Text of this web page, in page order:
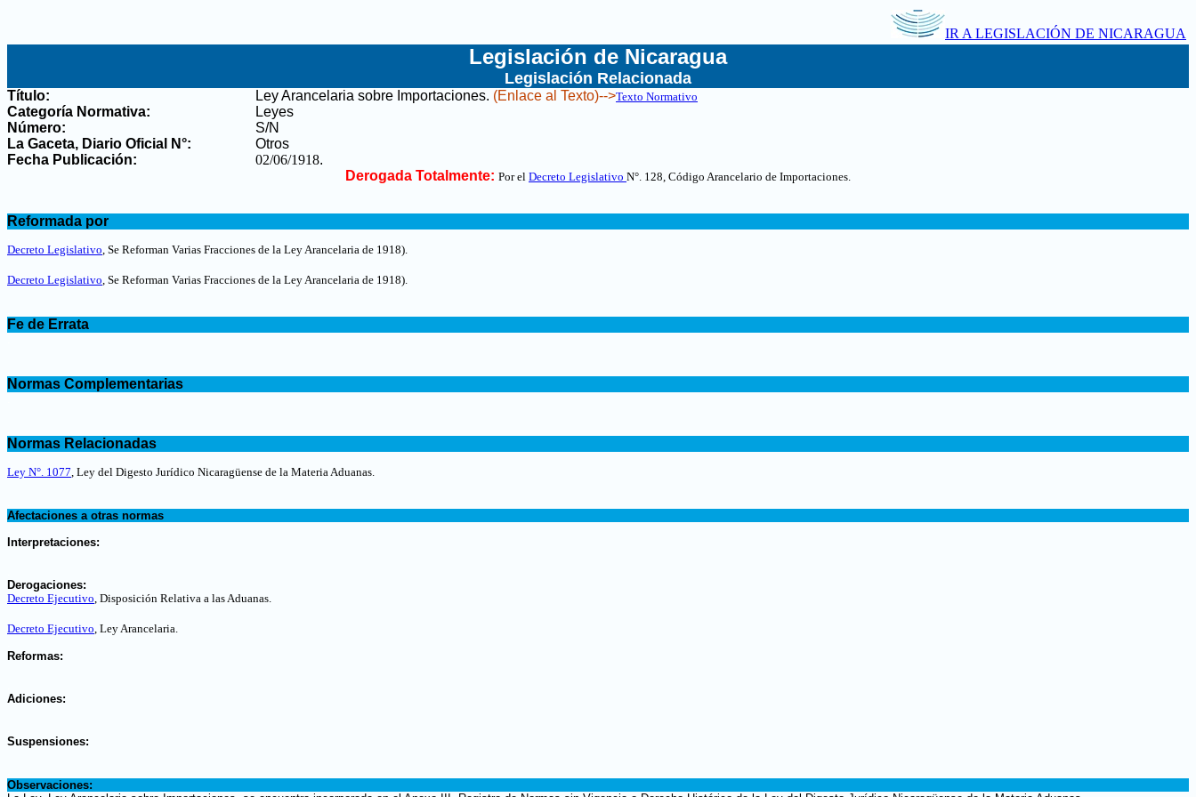
IR A LEGISLACIÓN DE NICARAGUA
Legislación de Nicaragua
Legislación Relacionada
Título: Ley Arancelaria sobre Importaciones. (Enlace al Texto)-->Texto Normativo
Categoría Normativa:
Leyes
Número:
S/N
La Gaceta, Diario Oficial N°:
Otros
Fecha Publicación:
02/06/1918.
Derogada Totalmente: Por el Decreto Legislativo N°. 128, Código Arancelario de Importaciones.
Reformada por
Decreto Legislativo, Se Reforman Varias Fracciones de la Ley Arancelaria de 1918).
Decreto Legislativo, Se Reforman Varias Fracciones de la Ley Arancelaria de 1918).
Fe de Errata
Normas Complementarias
Normas Relacionadas
Ley N°. 1077, Ley del Digesto Jurídico Nicaragüense de la Materia Aduanas.
Afectaciones a otras normas
Interpretaciones:
Derogaciones:
Decreto Ejecutivo, Disposición Relativa a las Aduanas.
Decreto Ejecutivo, Ley Arancelaria.
Reformas:
Adiciones:
Suspensiones:
Observaciones: